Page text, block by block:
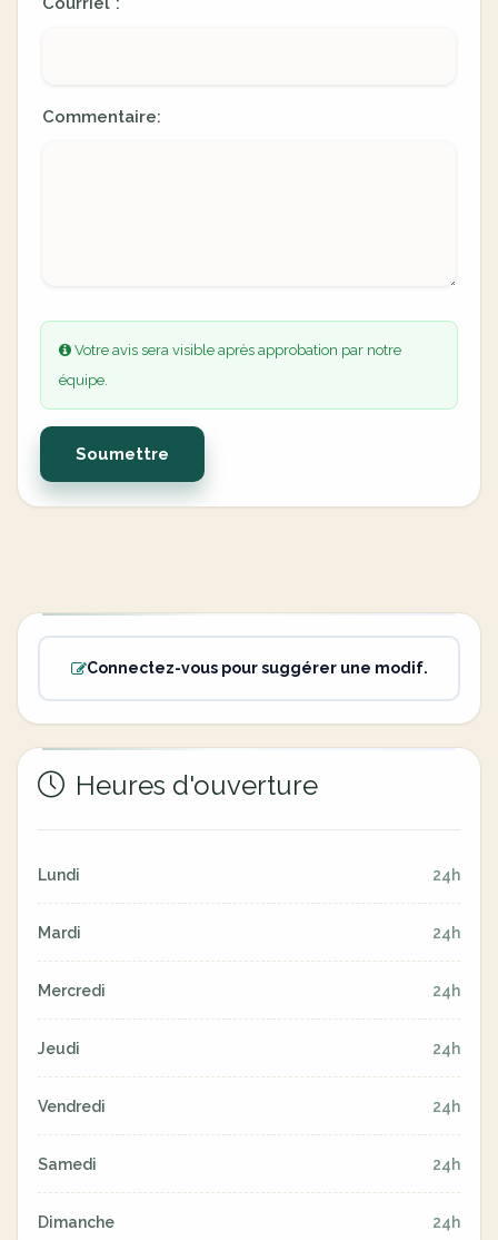
Commentaire:
Votre avis sera visible après approbation par notre
équipe.
Soumettre
Connectez-vous pour suggérer une modif.
Heures d'ouverture
Lundi 24h
Mardi 24h
Mercredi 24h
Jeudi 24h
Vendredi 24h
Samedi 24h
Dimanche 24h